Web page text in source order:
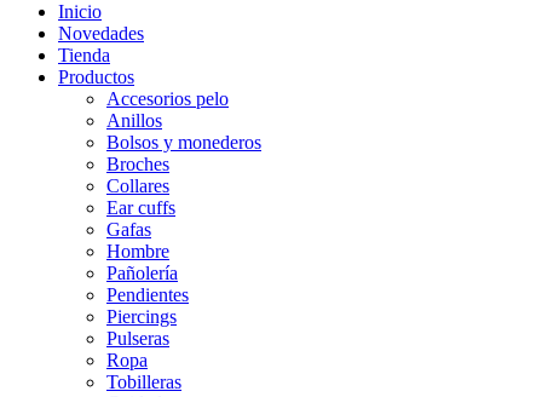
Inicio
Novedades
Tienda
Productos
Accesorios pelo
Anillos
Bolsos y monederos
Broches
Collares
Ear cuffs
Gafas
Hombre
Pañolería
Pendientes
Piercings
Pulseras
Ropa
Tobilleras